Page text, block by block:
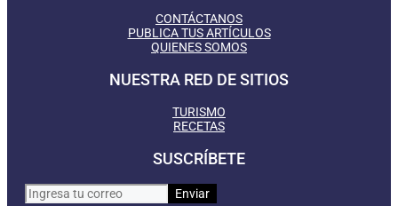
CONTÁCTANOS
PUBLICA TUS ARTÍCULOS
QUIENES SOMOS
NUESTRA RED DE SITIOS
TURISMO
RECETAS
SUSCRÍBETE